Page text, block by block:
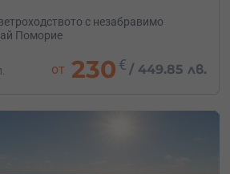
с незабравимо
Поморие
от 230 € /449.85 лв.